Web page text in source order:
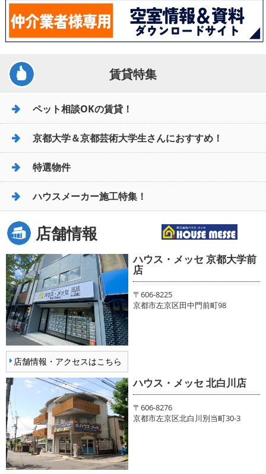
賃貸特集
ペット相談OKの賃貸！
京都大学＆京都芸術大学生さんにおすすめ！
特選物件
ハウスメーカー施工特集！
店舗情報
店舗情報・アクセスはこちら
ハウス・メッセ 京都大学前
店
〒606-8225
京都市左京区田中門前町98
ハウス・メッセ 北白川店
〒606-8276
京都市左京区北白川別当町30-3